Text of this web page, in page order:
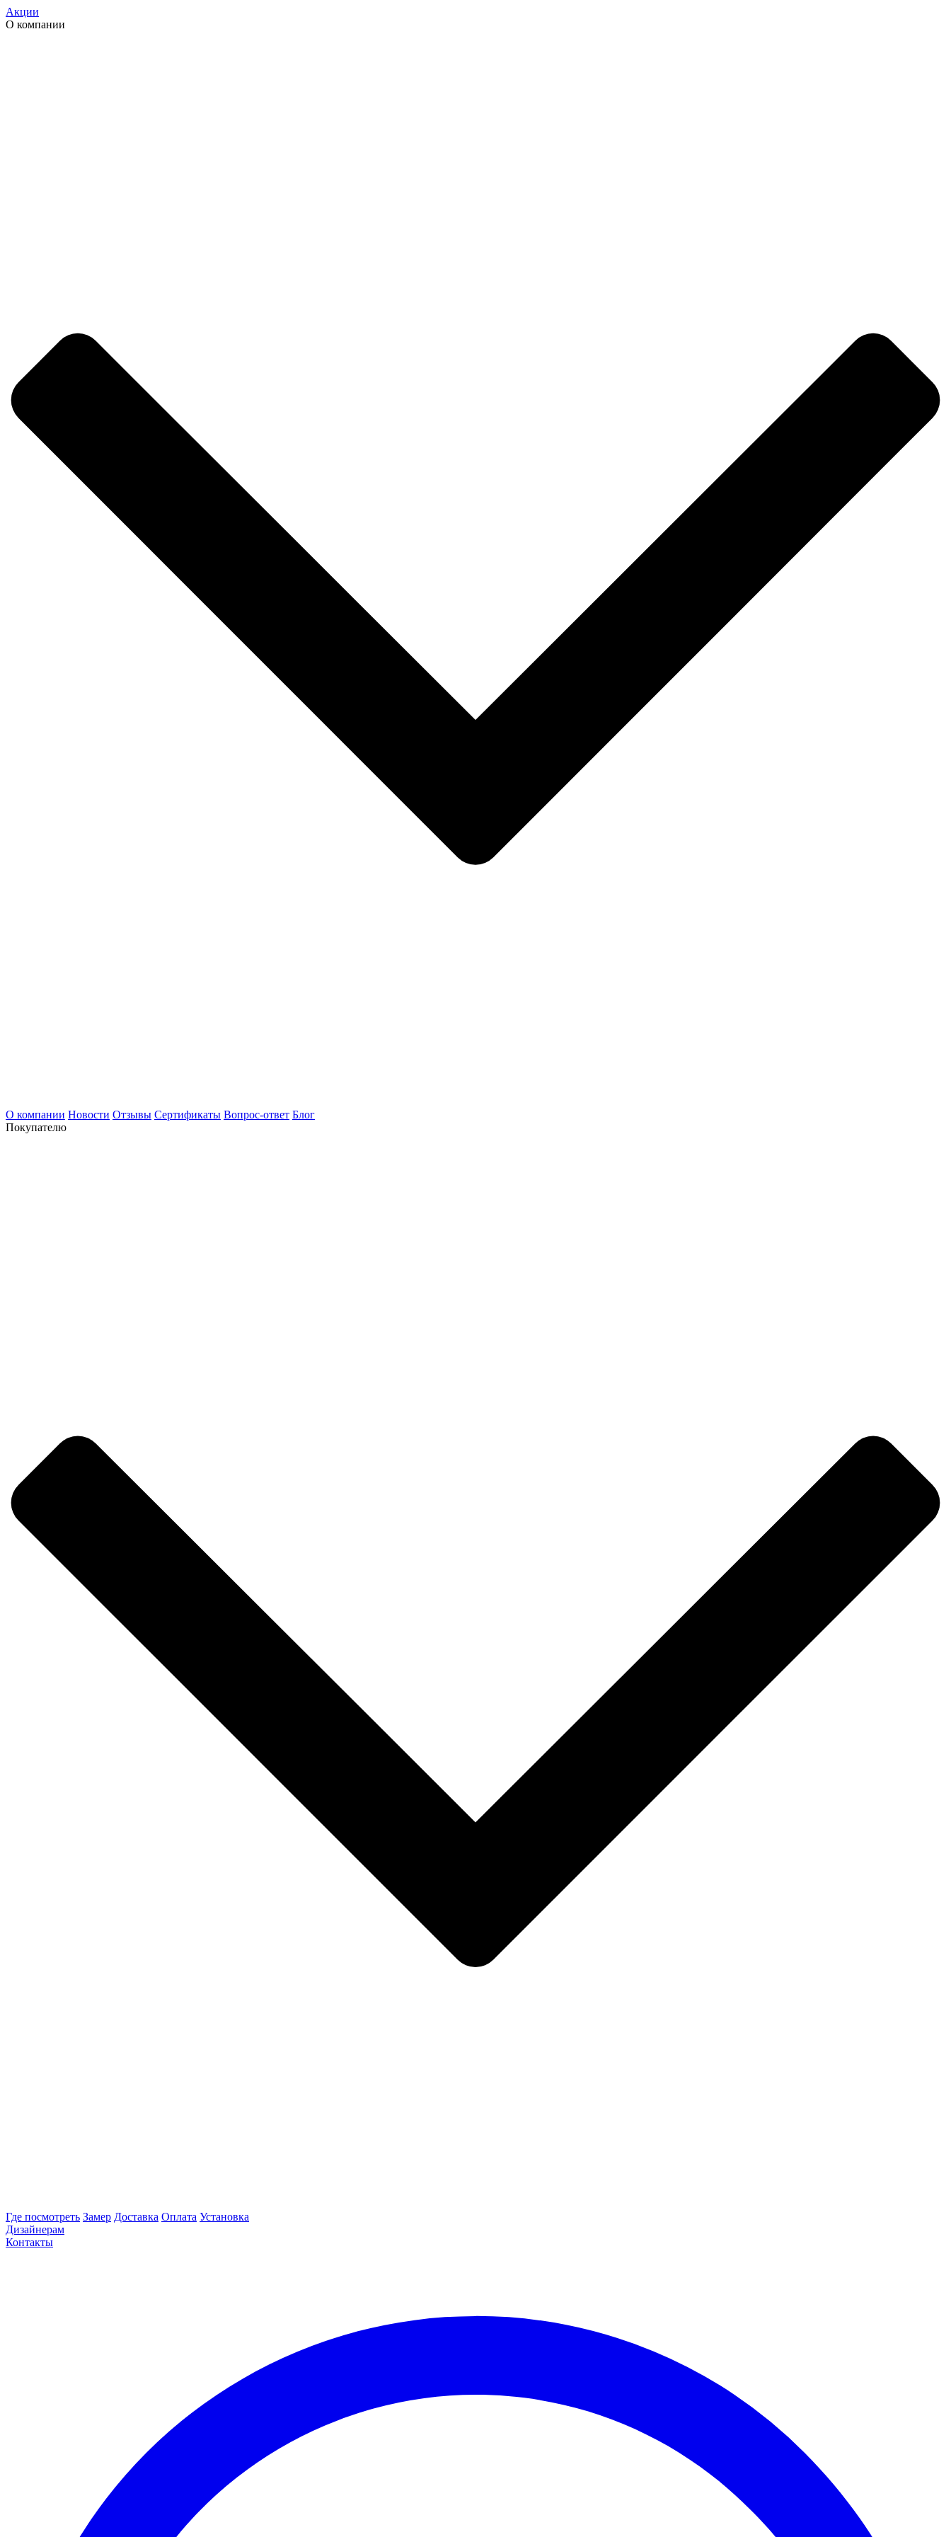
Акции
О компании
О компании Новости Отзывы Сертификаты Вопрос-ответ Блог
Покупателю
Где посмотреть Замер Доставка Оплата Установка
Дизайнерам
Контакты